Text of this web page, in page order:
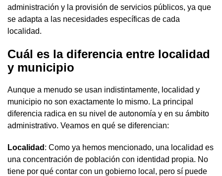
administración y la provisión de servicios públicos, ya que
se adapta a las necesidades específicas de cada
localidad.
Cuál es la diferencia entre localidad
y municipio
Aunque a menudo se usan indistintamente, localidad y
municipio no son exactamente lo mismo. La principal
diferencia radica en su nivel de autonomía y en su ámbito
administrativo. Veamos en qué se diferencian:
Localidad : Como ya hemos mencionado, una localidad es
una concentración de población con identidad propia. No
tiene por qué contar con un gobierno local, pero sí puede